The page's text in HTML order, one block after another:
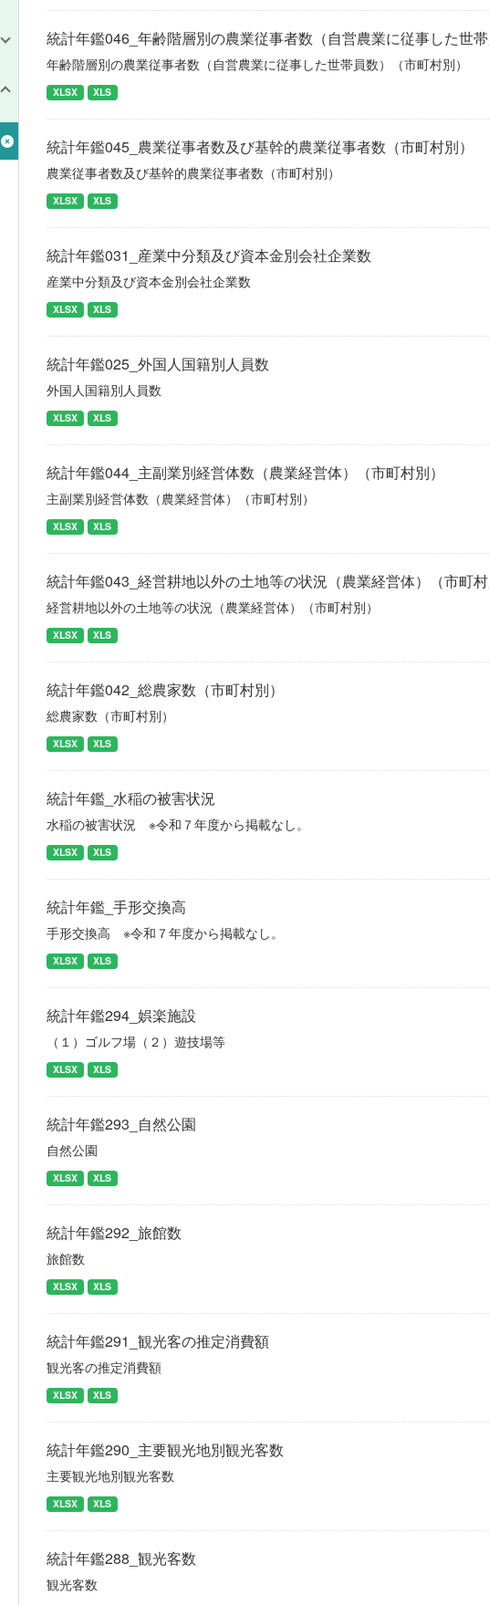
統計年鑑046_年齢階層別の農業従事者数（自営農業に従事した世
年齢階層別の農業従事者数（自営農業に従事した世帯員数）（市町村別）
XLSX XLS
統計年鑑045_農業従事者数及び基幹的農業従事者数（市町村別）
農業従事者数及び基幹的農業従事者数（市町村別）
XLSX XLS
統計年鑑031_産業中分類及び資本金別会社企業数
産業中分類及び資本金別会社企業数
XLSX XLS
統計年鑑025_外国人国籍別人員数
外国人国籍別人員数
XLSX XLS
統計年鑑044_主副業別経営体数（農業経営体）（市町村別）
主副業別経営体数（農業経営体）（市町村別）
XLSX XLS
統計年鑑043_経営耕地以外の土地等の状況（農業経営体）（市町
経営耕地以外の土地等の状況（農業経営体）（市町村別）
XLSX XLS
統計年鑑042_総農家数（市町村別）
総農家数（市町村別）
XLSX XLS
統計年鑑_水稲の被害状況
水稲の被害状況 ※令和７年度から掲載なし。
XLSX XLS
統計年鑑_手形交換高
手形交換高 ※令和７年度から掲載なし。
XLSX XLS
統計年鑑294_娯楽施設
（１）ゴルフ場（２）遊技場等
XLSX XLS
統計年鑑293_自然公園
自然公園
XLSX XLS
統計年鑑292_旅館数
旅館数
XLSX XLS
統計年鑑291_観光客の推定消費額
観光客の推定消費額
XLSX XLS
統計年鑑290_主要観光地別観光客数
主要観光地別観光客数
XLSX XLS
統計年鑑288_観光客数
観光客数